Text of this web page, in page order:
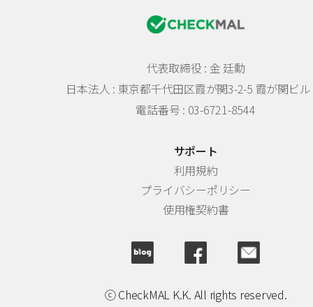
代表取締役 : 金 廷勳
日本法人 : 東京都千代田区霞が関3-2-5 霞が関ビル
電話番号 : 03-6721-8544
サポート
利用規約
プライバシーポリシー
使用権契約書
ⓒ CheckMAL K.K. All rights reserved.